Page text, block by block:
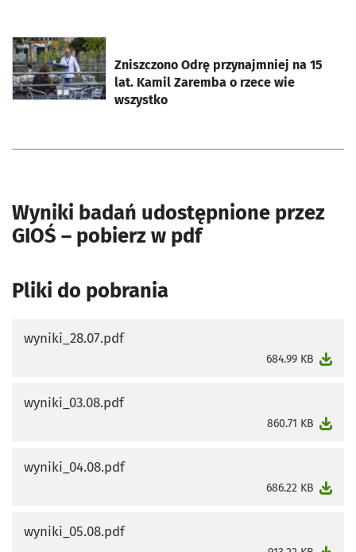
Zniszczono Odrę przynajmniej na 15
lat. Kamil Zaremba o rzece wie
wszystko
otworzy się w nowej karcie
Wyniki badań udostępnione przez
GIOŚ – pobierz w pdf
Pliki do pobrania
wyniki_28.07.pdf
684.99 KB
wyniki_03.08.pdf
860.71 KB
wyniki_04.08.pdf
686.22 KB
wyniki_05.08.pdf